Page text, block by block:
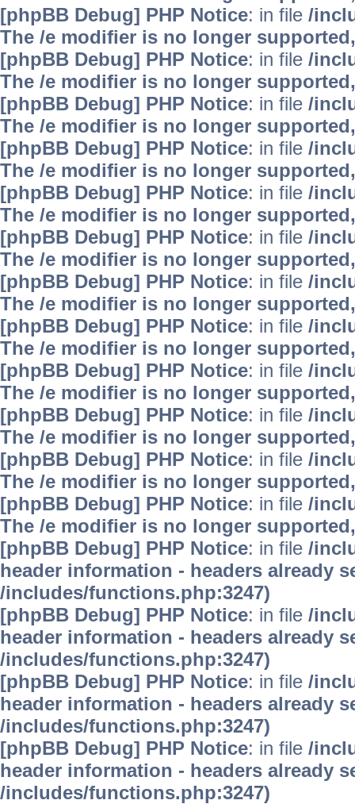
[phpBB Debug] PHP Notice: in file /
The /e modifier is no longer
[phpBB Debug] PHP Notice: in file /
The /e modifier is no longer
[phpBB Debug] PHP Notice: in file /
The /e modifier is no longer
[phpBB Debug] PHP Notice: in file /
The /e modifier is no longer
[phpBB Debug] PHP Notice: in file /
The /e modifier is no longer
[phpBB Debug] PHP Notice: in file /
The /e modifier is no longer
[phpBB Debug] PHP Notice: in file /
The /e modifier is no longer
[phpBB Debug] PHP Notice: in file /
The /e modifier is no longer
[phpBB Debug] PHP Notice: in file /
The /e modifier is no longer
[phpBB Debug] PHP Notice: in file /
The /e modifier is no longer
[phpBB Debug] PHP Notice: in file /
The /e modifier is no longer
[phpBB Debug] PHP Notice: in file /
The /e modifier is no longer
[phpBB Debug] PHP Notice: in file /
header information - headers already
/includes/functions.php:3247)
[phpBB Debug] PHP Notice: in file /
header information - headers already
/includes/functions.php:3247)
[phpBB Debug] PHP Notice: in file /
header information - headers already
/includes/functions.php:3247)
[phpBB Debug] PHP Notice: in file /
header information - headers already
/includes/functions.php:3247)